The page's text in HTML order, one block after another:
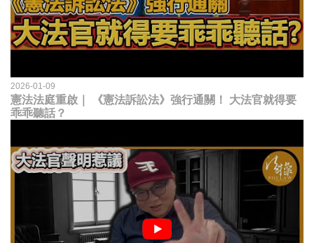
2026-01-09
憲法法庭重啟｜ 《憲法訴訟法》強行通關！ 大法官就得要
乖乖聽話？